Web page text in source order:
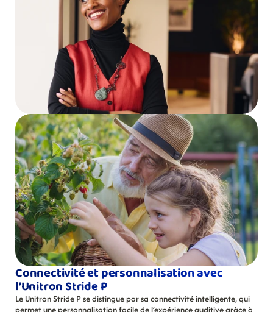
Connectivité et personnalisation avec
l’Unitron Stride P
Le Unitron Stride P se distingue par sa connectivité intelligente, qui
permet une personnalisation facile de l’expérience auditive grâce à